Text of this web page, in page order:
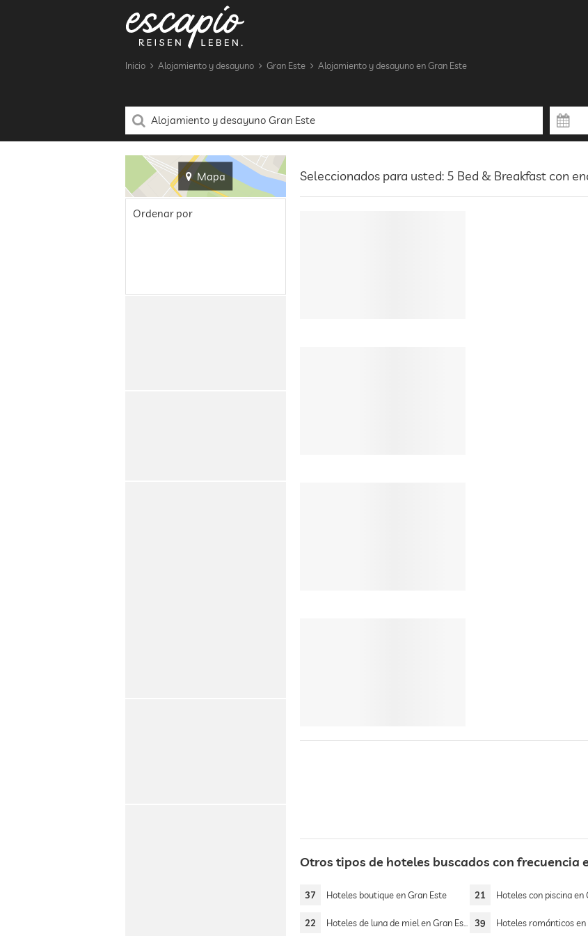
Inicio Alojamiento y desayuno Gran Este Alojamiento y desayuno en Gran Este
Mapa Seleccionados para usted: 5 Bed & Breakfast con
Ordenar por
Otros tipos de hoteles buscados con frecuencia
37 Hoteles boutique en Gran Este 21 Hoteles con piscina en
22 Hoteles de luna de miel en Gran Este 39 Hoteles románticos en